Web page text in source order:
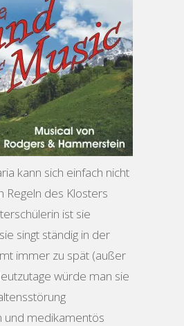
kann sich einfach nicht
Regeln des Klosters
ist sie
singt ständig in der
immer zu spät (außer
würde man sie
und medikamentös